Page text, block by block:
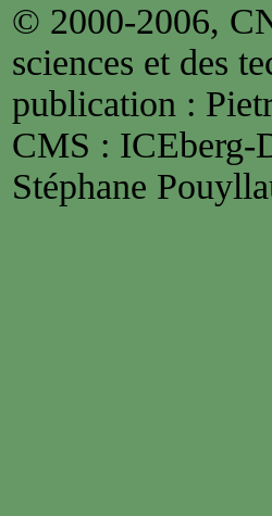
© 2000-2006,
sciences et des
publication :
CMS :
Stéphane